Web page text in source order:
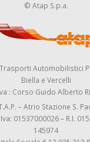
© Atap S.p.a.
Automobilistici
Biella e Vercelli
: Corso Guido Alberto
– Atrio Stazione S.
01537000026 – R.I.
145974